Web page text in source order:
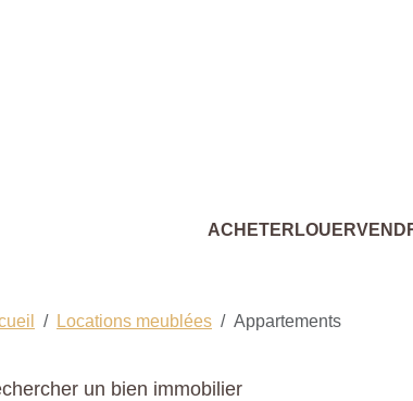
ACHETER LOUER
Locations meublées Appartements
un bien immobilier